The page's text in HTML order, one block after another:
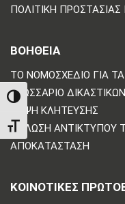
TOGGLE HIGH CONTRAST
TOGGLE FONT SIZE
ΠΟΛΙΤΙΚΗ
ΒΟΗΘΕΙΑ
ΤΟ ΝΟΜΟΣΧΈΔΙΟ ΓΙΑ
ΓΛΩΣΣΆΡΙΟ
ΛΉΨΗ ΚΛΉΤΕΥΣΗΣ
ΔΉΛΩΣΗ ΑΝΤΙΚΤΎΠΟΥ
ΑΠΟΚΑΤΆΣΤΑΣΗ
ΚΟΙΝΟΤΙΚΈΣ